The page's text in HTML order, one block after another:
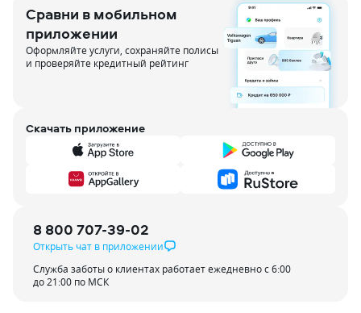
Сравни в мобильном
приложении
Оформляйте услуги, сохраняйте полисы
и проверяйте кредитный рейтинг
Скачать приложение
8 800 707-39-02
Открыть чат в приложении
Служба заботы о клиентах работает ежедневно с 6:00
до 21:00 по МСК